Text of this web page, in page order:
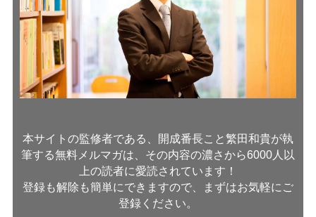
本サイトの監修者である、開成番長こと繁田和貴が執
筆する無料メルマガは、その内容の濃さから6000人以
上の読者に愛読されています！
登録も解除も簡単にできますので、まずはお気軽にご
登録ください。